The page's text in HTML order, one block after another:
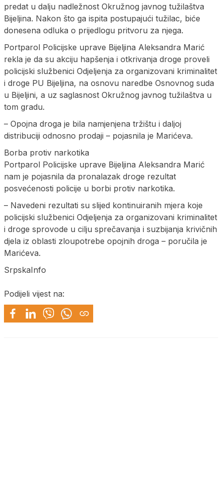
predat u dalju nadležnost Okružnog javnog tužilaštva
Bijeljina. Nakon što ga ispita postupajući tužilac, biće
donesena odluka o prijedlogu pritvoru za njega.
Portparol Policijske uprave Bijeljina Aleksandra Marić
rekla je da su akciju hapšenja i otkrivanja droge proveli
policijski službenici Odjeljenja za organizovani kriminalitet
i droge PU Bijeljina, na osnovu naredbe Osnovnog suda
u Bijeljini, a uz saglasnost Okružnog javnog tužilaštva u
tom gradu.
– Opojna droga je bila namjenjena tržištu i daljoj
distribuciji odnosno prodaji – pojasnila je Marićeva.
Borba protiv narkotika
Portparol Policijske uprave Bijeljina Aleksandra Marić
nam je pojasnila da pronalazak droge rezultat
posvećenosti policije u borbi protiv narkotika.
– Navedeni rezultati su slijed kontinuiranih mjera koje
policijski službenici Odjeljenja za organizovani kriminalitet
i droge sprovode u cilju sprečavanja i suzbijanja krivičnih
djela iz oblasti zloupotrebe opojnih droga – poručila je
Marićeva.
SrpskaInfo
Podijeli vijest na: